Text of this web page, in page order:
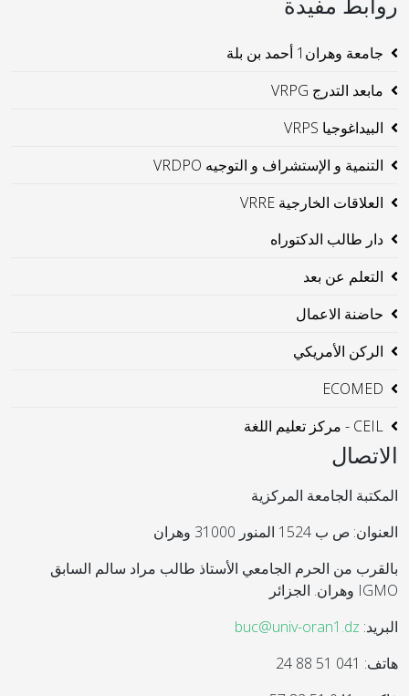
جامعة وهران1 أحمد بن بلة
مابعد التدرج VRPG
البيداغوجيا VRPS
التنمية و الإستشراف و التوجيه VRDPO
العلاقات الخارجية VRRE
دار طالب الدكتوراه
التعلم عن بعد
حاضنة الاعمال
الركن الأمريكي
ECOMED
CEIL - مركز تعليم اللغة
الاتصال
المكتبة الجامعة المركزية
العنوان: ص ب 1524 المنور 31000 وهران
بالقرب من الحرم الجامعي الأستاذ طالب مراد سالم السابق
IGMO وهران. الجزائر
البريد: buc@univ-oran1.dz
هاتف: 041 51 88 24